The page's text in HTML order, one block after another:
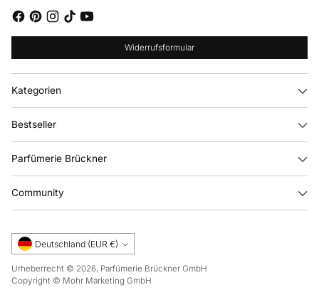
Widerrufsformular
Kategorien
Bestseller
Parfümerie Brückner
Community
Währung Deutschland (EUR €)
Urheberrecht © 2026, Parfümerie Brückner GmbH
Copyright © Mohr Marketing GmbH